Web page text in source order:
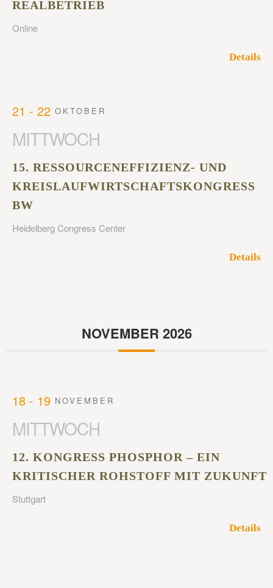
REALBETRIEB
Online
Details
21 - 22 OKTOBER
MITTWOCH
15. RESSOURCENEFFIZIENZ- UND
KREISLAUFWIRTSCHAFTSKONGRESS
BW
Heidelberg Congress Center
Details
NOVEMBER 2026
18 - 19 NOVEMBER
MITTWOCH
12. KONGRESS PHOSPHOR – EIN
KRITISCHER ROHSTOFF MIT ZUKUNFT
Stuttgart
Details